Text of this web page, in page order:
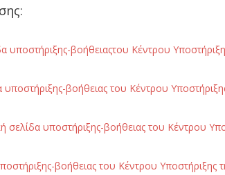
υποστήριξης-βοήθειαςτου Κέντρου
υποστήριξης-βοήθειας του Κέντρου
σελίδα υποστήριξης-βοήθειας του Κέντρου
βοήθειας του Κέντρου Υποστήριξης